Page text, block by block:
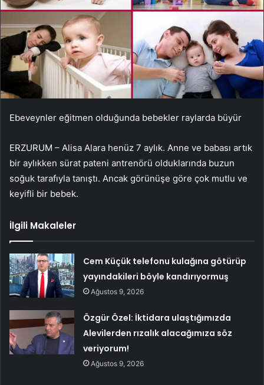
Ebeveynler eğitmen olduğunda bebekler raylarda büyür
ERZURUM – Alisa Alara henüz 7 aylık. Anne ve babası artık
bir aylıkken sürat pateni antrenörü olduklarında buzun
soğuk tarafıyla tanıştı. Ancak görünüşe göre çok mutlu ve
keyifli bir bebek.
İlgili Makaleler
Cem Küçük telefonu kulağına götürüp
yayındakileri böyle kandırıyormuş
Ağustos 9, 2026
Özgür Özel: İktidara ulaştığımızda
Alevilerden rızalık alacağımıza söz
veriyorum!
Ağustos 9, 2026